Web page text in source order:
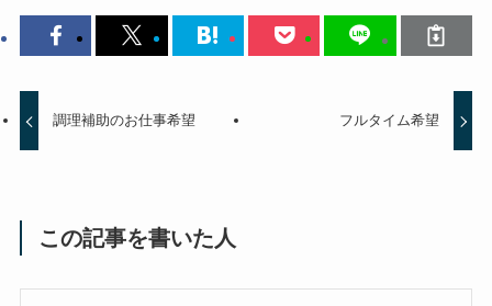
調理補助のお仕事希望 フルタイム希望
この記事を書いた人